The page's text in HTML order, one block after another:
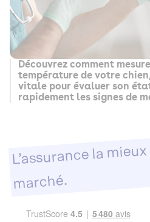
Découvrez comment
température de votre
vitale pour évaluer son
rapidement les signes de
L’assurance la
marché.